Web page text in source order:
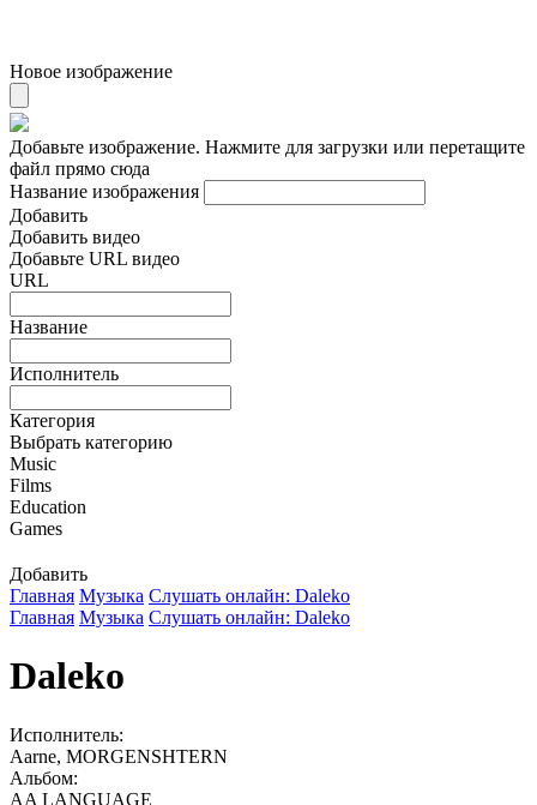
Новое изображение
Добавьте изображение. Нажмите для загрузки или перетащите
файл прямо сюда
Название изображения
Добавить
Добавить видео
Добавьте URL видео
URL
Название
Исполнитель
Категория
Выбрать категорию
Music
Films
Education
Games
Добавить
Главная Музыка Слушать онлайн: Daleko
Главная Музыка Слушать онлайн: Daleko
Daleko
Исполнитель:
Aarne, MORGENSHTERN
Альбом:
AA LANGUAGE